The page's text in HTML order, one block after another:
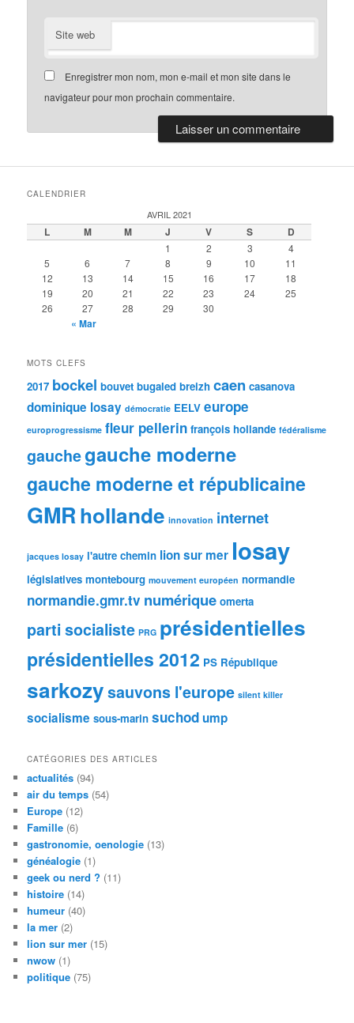
Site web
Enregistrer mon nom, mon e-mail et mon site dans le
navigateur pour mon prochain commentaire.
CALENDRIER
AVRIL 2021
L M M J V S D
1 2 3
4
5
6 7 8 9 10
11
12
13 14 15 16 17
18
19
20 21 22 23 24
25
26
27 28 29 30
« Mar
MOTS CLEFS
2017 bockel bouvet bugaled breizh caen casanova
dominique losay démocratie EELV europe
europrogressisme fleur pellerin françois hollande fédéralisme
gauchegauche moderne
gauche moderne et républicaine
GMRhollande innovation internet
jacques losay l'autre chemin lion sur mer losay
législatives montebourg mouvement européen normandie
normandie.gmr.tv numérique omerta
parti socialiste PRG présidentielles
présidentielles 2012 PS République
sarkozysauvons l'europe silent killer
socialisme sous-marin suchodump
CATÉGORIES DES ARTICLES
actualités (94)
air du temps (54)
Europe (12)
Famille (6)
gastronomie, oenologie (13)
généalogie (1)
geek ou nerd ? (11)
histoire (14)
humeur (40)
la mer (2)
lion sur mer (15)
nwow (1)
politique (75)